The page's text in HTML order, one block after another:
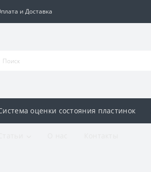
и Доставка
оценки состояния пластинок